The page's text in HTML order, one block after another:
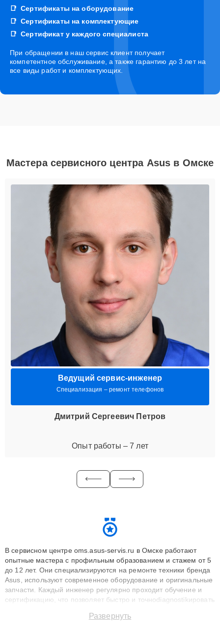
Сертификаты на оборудование
Сертификаты на комплектующие
Сертификат у каждого специалиста
При обращении в наш сервис клиент получает
компетентное обслуживание, а также гарантию до 3 лет на
все виды работ и комплектующих.
Мастера сервисного центра Asus в Омске
Ведущий сервис-инженер
Специализация – ремонт телефонов
Дмитрий Сергеевич Петров
Опыт работы – 7 лет
В сервисном центре oms.asus-servis.ru в Омске работают
опытные мастера с профильным образованием и стажем от 5
до 12 лет. Они специализируются на ремонте техники бренда
Asus, используют современное оборудование и оригинальные
запчасти. Каждый инженер регулярно проходит обучение и
сертификацию, что позволяет быстро и точноdiagnostikировать
до 3 лет. Наши мастера решают сложные случаи: от замены
Развернуть